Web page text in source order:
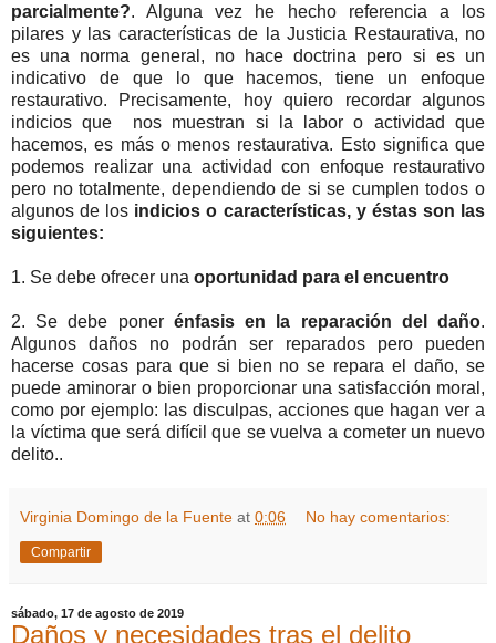
parcialmente?. Alguna vez he hecho referencia a los
pilares y las características de la Justicia Restaurativa, no
es una norma general, no hace doctrina pero si es un
indicativo de que lo que hacemos, tiene un enfoque
restaurativo. Precisamente, hoy quiero recordar algunos
indicios que nos muestran si la labor o actividad que
hacemos, es más o menos restaurativa. Esto significa que
podemos realizar una actividad con enfoque restaurativo
pero no totalmente, dependiendo de si se cumplen todos o
algunos de los indicios o características, y éstas son las
siguientes:
1. Se debe ofrecer una oportunidad para el encuentro
2. Se debe poner énfasis en la reparación del daño.
Algunos daños no podrán ser reparados pero pueden
hacerse cosas para que si bien no se repara el daño, se
puede aminorar o bien proporcionar una satisfacción moral,
como por ejemplo: las disculpas, acciones que hagan ver a
la víctima que será difícil que se vuelva a cometer un nuevo
delito..
Virginia Domingo de la Fuente at 0:06 No hay comentarios:
Compartir
sábado, 17 de agosto de 2019
Daños y necesidades tras el delito